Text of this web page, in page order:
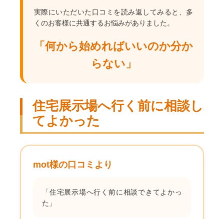
実際にいただいた口コミを読み返してみると、多
くのお客様に共通するお悩みがありました。
「何から始めればいいのか分か
らない」
住宅展示場へ行く前に相談し
てよかった
mot様の口コミより
「住宅展示場へ行く前に相談できてよかっ
た」